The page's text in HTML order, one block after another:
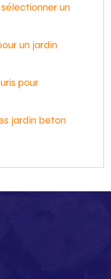
un
un jardin
pour
jardin beton